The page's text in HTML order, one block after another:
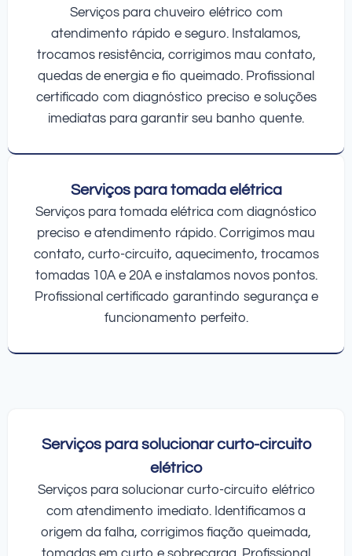
Serviços para chuveiro elétrico com
atendimento rápido e seguro. Instalamos,
trocamos resistência, corrigimos mau contato,
quedas de energia e fio queimado. Profissional
certificado com diagnóstico preciso e soluções
imediatas para garantir seu banho quente.
Serviços para tomada elétrica
Serviços para tomada elétrica com diagnóstico
preciso e atendimento rápido. Corrigimos mau
contato, curto-circuito, aquecimento, trocamos
tomadas 10A e 20A e instalamos novos pontos.
Profissional certificado garantindo segurança e
funcionamento perfeito.
Serviços para solucionar curto-circuito
elétrico
Serviços para solucionar curto-circuito elétrico
com atendimento imediato. Identificamos a
origem da falha, corrigimos fiação queimada,